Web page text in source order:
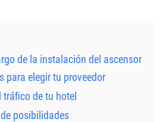
de la instalación del ascensor
para elegir tu proveedor
de tu hotel
posibilidades